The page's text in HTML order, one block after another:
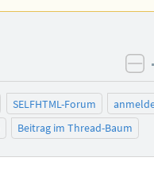
SELFHTML-Forum
Beitrag im Thread-Baum